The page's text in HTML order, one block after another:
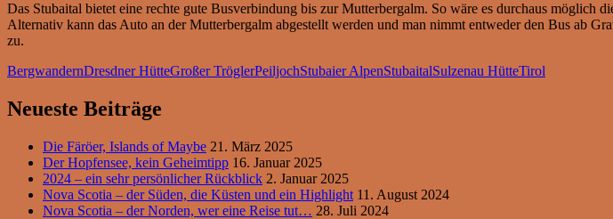
Das Stubaital bietet eine rechte gute Busverbindung bis zur Mutterbergalm. So wäre es durchaus
Alternativ kann das Auto an der Mutterbergalm abgestellt werden und man nimmt entweder den Bus ab
zu.
BergwandernDresdner HütteGroßer TröglerPeiljochStubaier AlpenStubaitalSulzenau HütteTirol
Neueste Beiträge
Die Färöer, Islands of Maybe 21. März 2025
Der Hopfensee, kein Geheimtipp 16. Januar 2025
2024 – ein sehr persönlicher Rückblick 2. Januar 2025
Nova Scotia – der Süden, die Küsten und ein Highlight 11. August 2024
Nova Scotia – der Norden, wer eine Reise tut… 28. Juli 2024